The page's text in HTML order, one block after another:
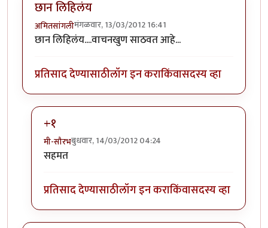
छान लिहिलंय
अमितसांगलीमंगळवार, 13/03/2012 16:41
छान लिहिलंय....वाचनखुण साठवत आहे...
प्रतिसाद देण्यासाठीलॉग इन कराकिंवासदस्य व्हा
+१
मी-सौरभबुधवार, 14/03/2012 04:24
In reply to
सहमत
प्रतिसाद देण्यासाठीलॉग इन कराकिंवासदस्य व्हा